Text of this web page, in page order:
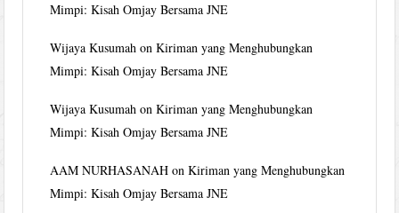
Mimpi: Kisah Omjay Bersama JNE
Wijaya Kusumah onKiriman yang Menghubungkan
Mimpi: Kisah Omjay Bersama JNE
Wijaya Kusumah onKiriman yang Menghubungkan
Mimpi: Kisah Omjay Bersama JNE
AAM NURHASANAH onKiriman yang Menghubungkan
Mimpi: Kisah Omjay Bersama JNE